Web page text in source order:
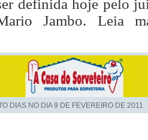
definida hoje pelo
Jambo. Leia
DIAS NO DIA9 DE FEVEREIRO DE 2011